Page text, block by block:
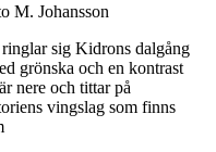
M. Johansson
sig Kidrons dalgång
grönska och en kontrast
nere och tittar på
vingslag som finns